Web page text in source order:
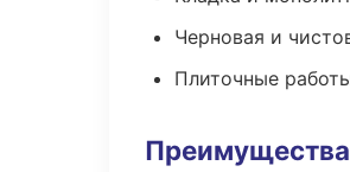
Черновая и
Плиточные